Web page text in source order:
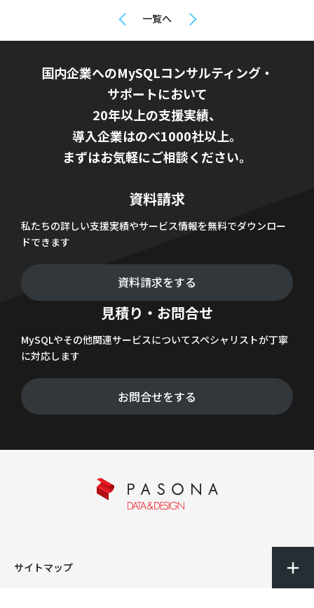
一覧へ
国内企業へのMySQLコンサルティング・
サポートにおいて
20年以上の支援実績、
導入企業はのべ1000社以上。
まずはお気軽にご相談ください。
資料請求
私たちの詳しい支援実績やサービス情報を無料でダウンロー
ドできます
資料請求をする
見積り・お問合せ
MySQLやその他関連サービスについてスペシャリストが丁寧
に対応します
お問合せをする
サイトマップ